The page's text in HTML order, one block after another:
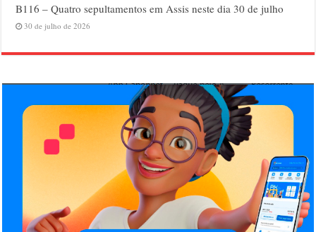
B116 – Quatro sepultamentos em Assis neste dia 30 de julho
30 de julho de 2026